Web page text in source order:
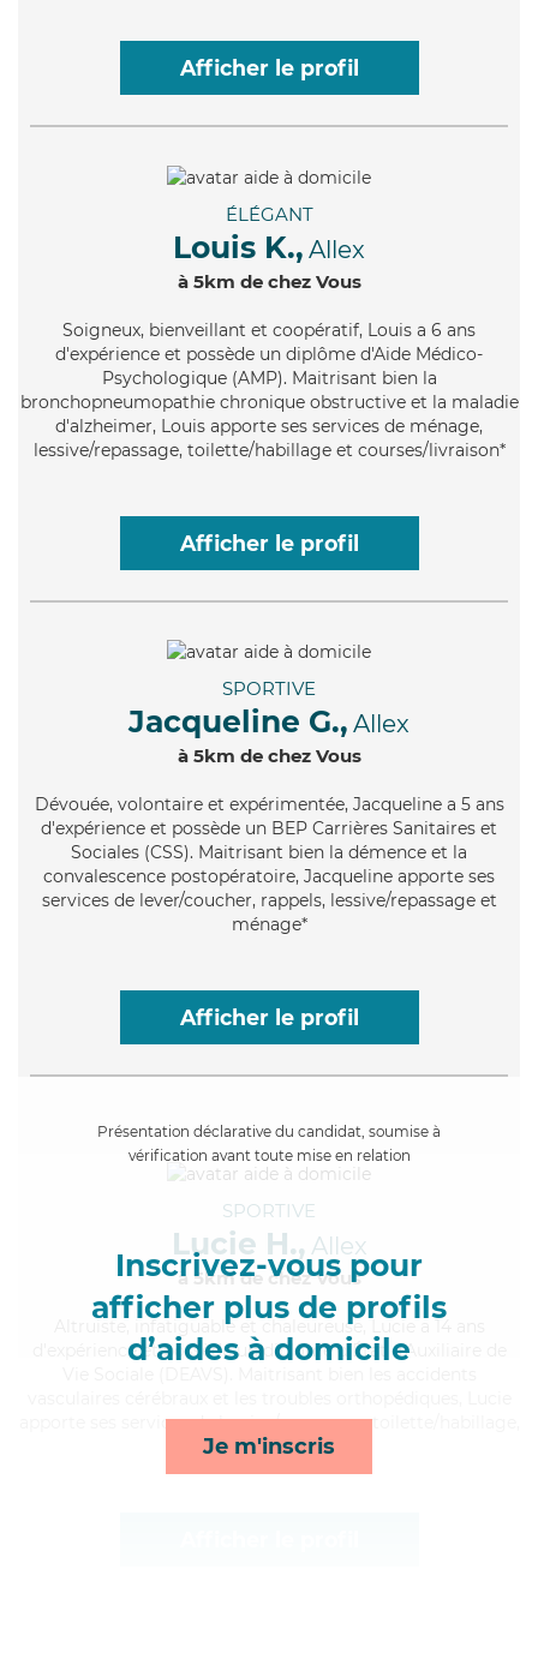
Afficher le profil
ÉLÉGANT
Louis K., Allex
à 5km de chez Vous
Soigneux, bienveillant et coopératif, Louis a 6 ans
d'expérience et possède un diplôme d'Aide Médico-
Psychologique (AMP). Maitrisant bien la
bronchopneumopathie chronique obstructive et la maladie
d'alzheimer, Louis apporte ses services de ménage,
lessive/repassage, toilette/habillage et courses/livraison*
Afficher le profil
SPORTIVE
Jacqueline G., Allex
à 5km de chez Vous
Dévouée, volontaire et expérimentée, Jacqueline a 5 ans
d'expérience et possède un BEP Carrières Sanitaires et
Sociales (CSS). Maitrisant bien la démence et la
convalescence postopératoire, Jacqueline apporte ses
services de lever/coucher, rappels, lessive/repassage et
ménage*
Afficher le profil
Présentation déclarative du candidat, soumise à
vérification avant toute mise en relation
Inscrivez-vous pour
afficher plus de profils
d’aides à domicile
Je m'inscris
SPORTIVE
Lucie H., Allex
à 5km de chez Vous
, infatiguable et chaleureuse, Lucie a 14 ans
d'expérience et possède un diplôme d'État d'Auxiliaire de
apporte ses services de lessive/repassage, toilette/habillage,
ménage et activités*